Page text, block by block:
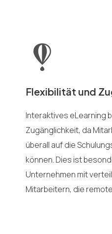
Flexibilität und
Interaktives eLearning
Zugänglichkeit, da
überall auf die
können. Dies ist
Unternehmen mit
Mitarbeitern, die